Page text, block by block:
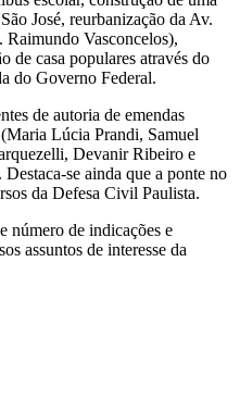
José, reurbanização da Av.
Vasconcelos),
de casa populares através do
do Governo Federal.
de autoria de emendas
Lúcia Prandi, Samuel
Devanir Ribeiro e
se ainda que a ponte no
da Defesa Civil Paulista.
número de indicações e
assuntos de interesse da